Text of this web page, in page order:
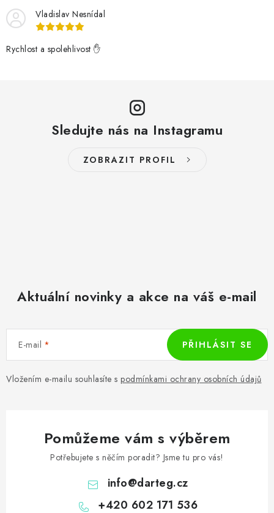
Vladislav Nesnídal
Rychlost a spolehlivost ✋
Sledujte nás na Instagramu
ZOBRAZIT PROFIL
Aktuální novinky a akce na váš e-mail
E-mail
Vložením e-mailu souhlasíte s podmínkami ochrany osobních údajů
PŘIHLÁSIT SE
Pomůžeme vám s výběrem
Potřebujete s něčím poradit? Jsme tu pro vás!
info@darteg.cz
+420 602 171 536